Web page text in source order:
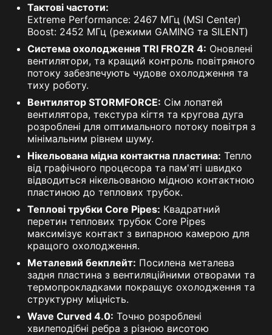
Тактові частоти:
Extreme Performance: 2467 МГц (MSI Center)
Boost: 2452 МГц (режими GAMING та SILENT)
Система охолодження TRI FROZR 4: Оновлені
вентилятори, та кращий контроль повітряного
потоку забезпечують чудове охолодження та
тиху роботу.
Вентилятор STORMFORCE: Сім лопатей
вентилятора, текстура кігтя та кругова дуга
розроблені для оптимального потоку повітря з
мінімальним рівнем шуму.
Нікельована мідна контактна пластина: Тепло
від графічного процесора та пам'яті швидко
відводиться нікельованою мідною контактною
пластиною до теплових трубок.
Теплові трубки Core Pipes: Квадратний
перетин теплових трубок Core Pipes
максимізує контакт з випарною камерою для
кращого охолодження.
Металевий бекплейт: Посилена металева
задня пластина з вентиляційними отворами та
термопрокладками покращує охолодження та
структурну міцність.
Wave Curved 4.0: Точно розроблені
хвилеподібні ребра з різною висотою